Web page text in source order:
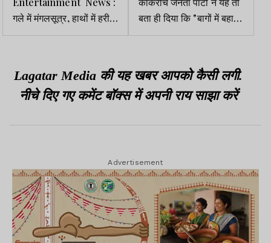
गले में मंगलसूत्र, हाथों में हरी
चूड़ियां पहने नजर आई कंगना
बता ही दिया कि "बागों में बहार"
नहीं है
Lagatar Media की यह खबर आपको कैसी लगी.
नीचे दिए गए कमेंट बॉक्स में अपनी राय साझा करें
Advertisement